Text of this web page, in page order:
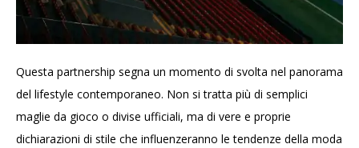
Questa partnership segna un momento di svolta nel panorama
del lifestyle contemporaneo. Non si tratta più di semplici
maglie da gioco o divise ufficiali, ma di vere e proprie
dichiarazioni di stile che influenzeranno le tendenze della moda